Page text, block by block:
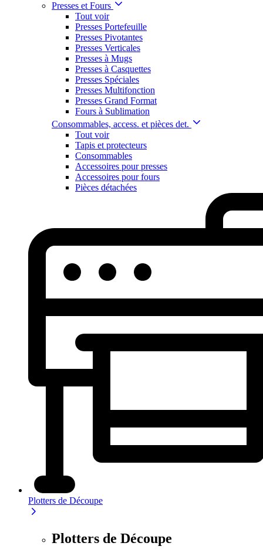
Presses et Fours
Tout voir
Presses Portefeuille
Presses Pivotantes
Presses Verticales
Presses à Mugs
Presses à Casquettes
Presses Spéciales
Presses Multifonction
Presses Grand Format
Fours à Sublimation
Consommables, access. et pièces det.
Tout voir
Tapis et protecteurs
Consommables
Accessoires pour presses
Accessoires pour fours
Pièces détachées
Plotters de Découpe
Plotters de Découpe